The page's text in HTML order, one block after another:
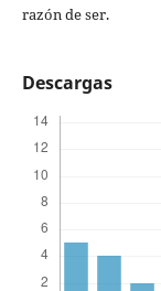
razón de ser.
Descargas